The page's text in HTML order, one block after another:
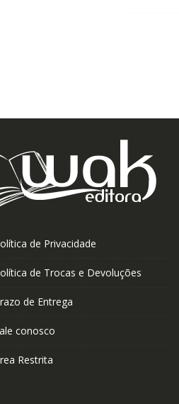
de Privacidade
de Trocas e Devoluções
de Entrega
conosco
Restrita